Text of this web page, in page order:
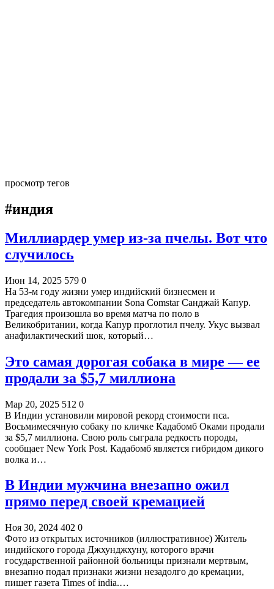
просмотр тегов
#индия
Миллиардер умер из-за пчелы. Вот что
случилось
Июн 14, 2025 579 0
На 53-м году жизни умер индийский бизнесмен и
председатель автокомпании Sona Comstar Санджай Капур.
Трагедия произошла во время матча по поло в
Великобритании, когда Капур проглотил пчелу. Укус вызвал
анафилактический шок, который…
Это самая дорогая собака в мире — ее
продали за $5,7 миллиона
Мар 20, 2025 512 0
В Индии установили мировой рекорд стоимости пса.
Восьмимесячную собаку по кличке Кадабомб Оками продали
за $5,7 миллиона. Свою роль сыграла редкость породы,
сообщает New York Post. Кадабомб является гибридом дикого
волка и…
В Индии мужчина внезапно ожил
прямо перед своей кремацией
Ноя 30, 2024 402 0
Фото из открытых источников (иллюстративное) Житель
индийского города Джхунджхуну, которого врачи
государственной районной больницы признали мертвым,
внезапно подал признаки жизни незадолго до кремации,
пишет газета Times of india.…